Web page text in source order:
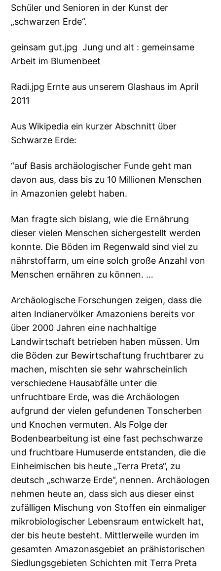
Schüler und Senioren in der Kunst der
„schwarzen Erde“.
geinsam gut.jpg Jung und alt : gemeinsame
Arbeit im Blumenbeet
Radi.jpg Ernte aus unserem Glashaus im April
2011
Aus Wikipedia ein kurzer Abschnitt über
Schwarze Erde:
“auf Basis archäologischer Funde geht man
davon aus, dass bis zu 10 Millionen Menschen
in Amazonien gelebt haben.
Man fragte sich bislang, wie die Ernährung
dieser vielen Menschen sichergestellt werden
konnte. Die Böden im Regenwald sind viel zu
nährstoffarm, um eine solch große Anzahl von
Menschen ernähren zu können. …
Archäologische Forschungen zeigen, dass die
alten Indianervölker Amazoniens bereits vor
über 2000 Jahren eine nachhaltige
Landwirtschaft betrieben haben müssen. Um
die Böden zur Bewirtschaftung fruchtbarer zu
machen, mischten sie sehr wahrscheinlich
verschiedene Hausabfälle unter die
unfruchtbare Erde, was die Archäologen
aufgrund der vielen gefundenen Tonscherben
und Knochen vermuten. Als Folge der
Bodenbearbeitung ist eine fast pechschwarze
und fruchtbare Humuserde entstanden, die die
Einheimischen bis heute „Terra Preta“, zu
deutsch „schwarze Erde“, nennen. Archäologen
nehmen heute an, dass sich aus dieser einst
zufälligen Mischung von Stoffen ein einmaliger
mikrobiologischer Lebensraum entwickelt hat,
der bis heute besteht. Mittlerweile wurden im
gesamten Amazonasgebiet an prähistorischen
Siedlungsgebieten Schichten mit Terra Preta